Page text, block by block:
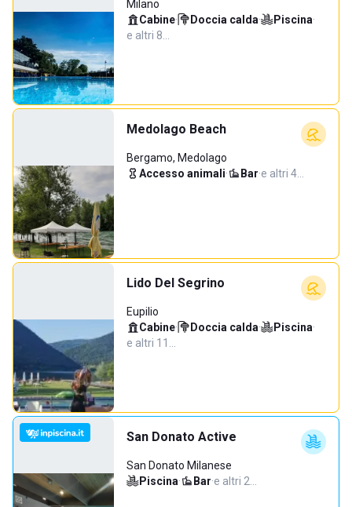
Milano
Cabine· Doccia calda· Piscina·
e altri 8…
Medolago Beach
Bergamo, Medolago
Accesso animali· Bar·e altri 4…
Lido Del Segrino
Eupilio
Cabine· Doccia calda· Piscina·
e altri 11…
San Donato Active
San Donato Milanese
Piscina· Bar·e altri 2…